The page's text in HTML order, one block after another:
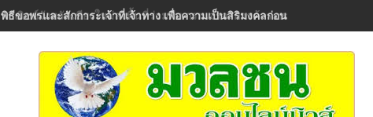
พิธีขอพรและสักการะเจ้าที่เจ้าทาง เพื่อความเป็นสิริมงคลก่อนการจัดงาน โค